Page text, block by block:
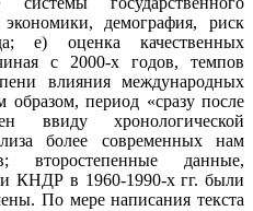
демография, риск
е) оценка качественных
с 2000-х годов, темпов
влияния международных
период «сразу после
ввиду хронологической
более современных нам
второстепенные данные,
КНДР в 1960-1990-х гг. были
По мере написания текста